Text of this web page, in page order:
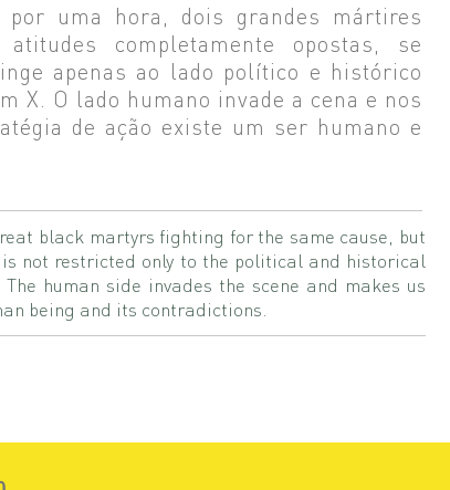
uma hora, dois grandes mártires
completamente opostas, se
apenas ao lado político e histórico
O lado humano invade a cena e nos
de ação existe um ser humano e
black martyrs fighting for the same cause, but
not restricted only to the political and historical
human side invades the scene and makes us
being and its contradictions.